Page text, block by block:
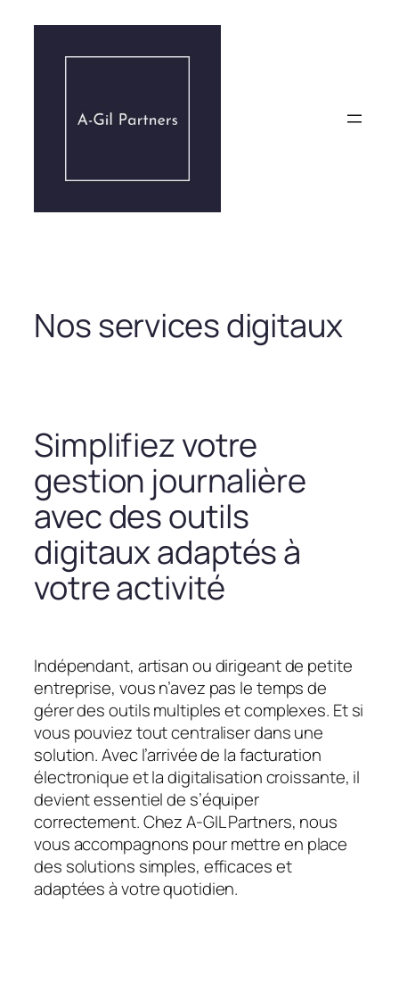
contenu
Nos services digitaux
Simplifiez votre
gestion journalière
avec des outils
digitaux adaptés à
votre activité
Indépendant, artisan ou dirigeant de petite
entreprise, vous n’avez pas le temps de
gérer des outils multiples et complexes. Et si
vous pouviez tout centraliser dans une
solution. Avec l’arrivée de la facturation
électronique et la digitalisation croissante, il
devient essentiel de s’équiper
correctement. Chez A-GIL Partners, nous
vous accompagnons pour mettre en place
des solutions simples, efficaces et
adaptées à votre quotidien.